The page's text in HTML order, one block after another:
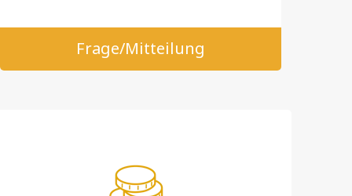
Frage/Mitteilung